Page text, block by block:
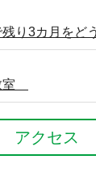
り3カ月をど
室
アクセス